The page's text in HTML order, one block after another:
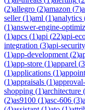
(2)allegro (2)amazon (7)
seller(1)aml (1)analytics
(1)answer-engine-
(1)apcs (1)api (22)api-
integration (3)api-security
(1)app-development (2)
(1)app-store (1)apparel (3
(1)applications (1)
(1)appraisals (1)
shopping (1)architecture (
(2)as9100 (1)asc-606 (3)